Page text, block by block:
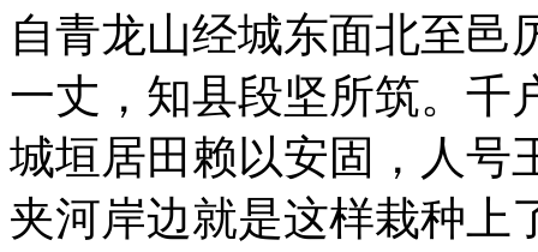
自青龙山经城东面北至邑
一丈，知县段坚所筑。千
城垣居田赖以安固，人号
夹河岸边就是这样栽种上